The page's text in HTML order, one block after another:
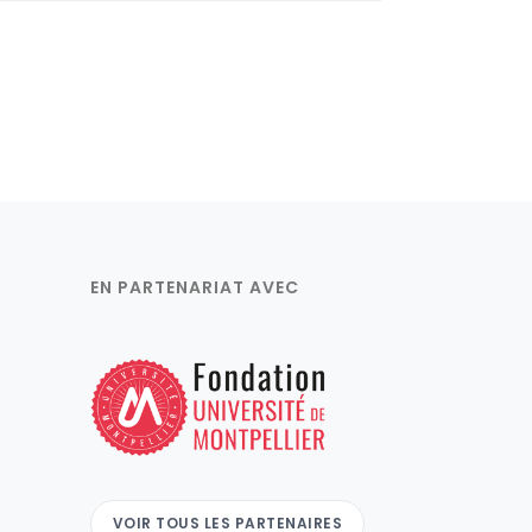
EN PARTENARIAT AVEC
VOIR TOUS LES PARTENAIRES